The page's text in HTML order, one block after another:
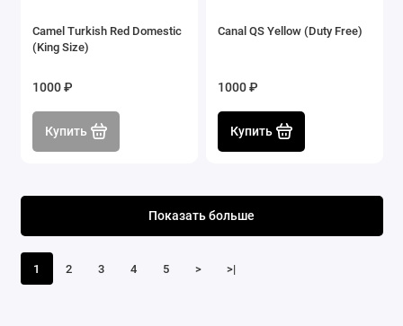
Camel Turkish Red Domestic
(King Size)
1000 ₽
Купить
Canal QS Yellow (Duty Free)
1000 ₽
Купить
1 2 3 4 5 > >|
Показать больше